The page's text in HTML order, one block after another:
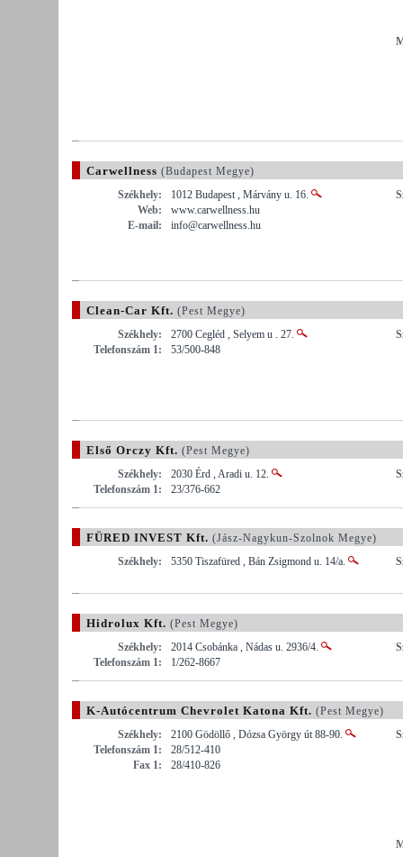
Carwellness (Budapest Megye)
Székhely:
1012 Budapest , Márvány u. 16.
Web:
www.carwellness.hu
E-mail:
info@carwellness.hu
Clean-Car Kft. (Pest Megye)
Székhely:
2700 Cegléd , Selyem u . 27.
Telefonszám 1:
53/500-848
Első Orczy Kft. (Pest Megye)
Székhely:
2030 Érd , Aradi u. 12.
Telefonszám 1:
23/376-662
FÜRED INVEST Kft. (Jász-Nagykun-Szolnok Megye)
Székhely:
5350 Tiszafüred , Bán Zsigmond u. 14/a.
Hidrolux Kft. (Pest Megye)
Székhely:
2014 Csobánka , Nádas u. 2936/4.
Telefonszám 1:
1/262-8667
K-Autócentrum Chevrolet Katona Kft. (Pest Megye)
Székhely:
2100 Gödöllő , Dózsa György út 88-90.
Telefonszám 1:
28/512-410
Fax 1:
28/410-826